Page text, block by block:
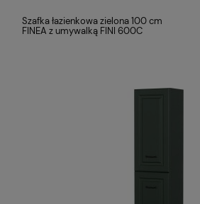
Szafka łazienkowa zielona 100 cm
FINEA z umywalką FINI 600C